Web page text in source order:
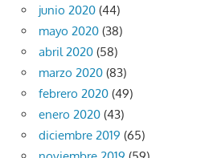
junio 2020 (44)
mayo 2020 (38)
abril 2020 (58)
marzo 2020 (83)
febrero 2020 (49)
enero 2020 (43)
diciembre 2019 (65)